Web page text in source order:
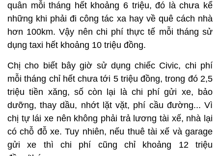
quân mỗi tháng hết khoảng 6 triệu, đó là chưa kể
những khi phải đi công tác xa hay về quê cách nhà
hơn 100km. Vậy nên chi phí thực tế mỗi tháng sử
dụng taxi hết khoảng 10 triệu đồng.
Chị cho biết bây giờ sử dụng chiếc Civic, chi phí
mỗi tháng chỉ hết chưa tới 5 triệu đồng, trong đó 2,5
triệu tiền xăng, số còn lại là chi phí gửi xe, bảo
dưỡng, thay dầu, nhớt lặt vặt, phí cầu đường... Vì
chị tự lái xe nên không phải trả lương tài xế, nhà lại
có chỗ đỗ xe. Tuy nhiên, nếu thuê tài xế và garage
gửi xe thì chi phí cũng chỉ khoảng 12 triệu